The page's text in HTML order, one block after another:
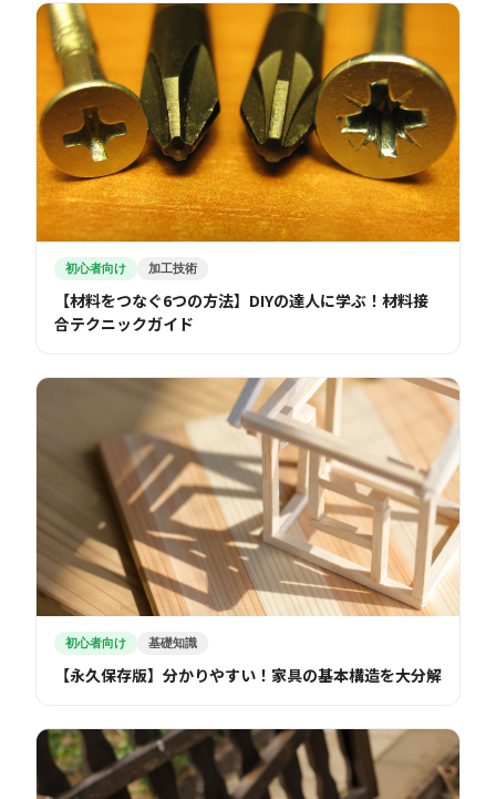
初心者向け 加工技術
【材料をつなぐ6つの方法】DIYの達人に学ぶ！材料接
合テクニックガイド
初心者向け 基礎知識
【永久保存版】分かりやすい！家具の基本構造を大分解